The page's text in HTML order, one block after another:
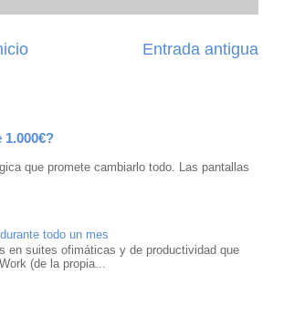
Entrada antigua
que promete cambiarlo todo. Las pantallas
todo un mes
en suites ofimáticas y de productividad que
(de la propia...